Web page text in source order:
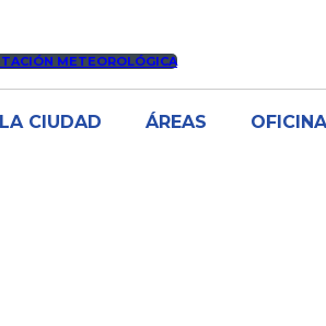
METEOROLÓGICA
LA CIUDAD ÁREAS